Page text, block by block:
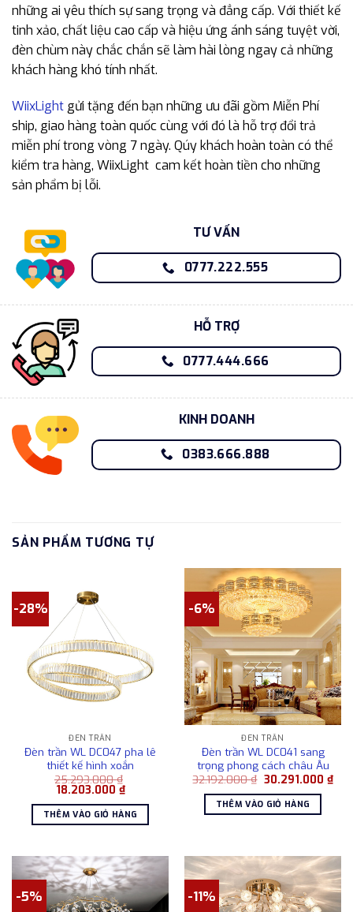
những ai yêu thích sự sang trọng và đẳng cấp. Với thiết kế
tinh xảo, chất liệu cao cấp và hiệu ứng ánh sáng tuyệt vời,
đèn chùm này chắc chắn sẽ làm hài lòng ngay cả những
khách hàng khó tính nhất.
WiixLight gửi tặng đến bạn những ưu đãi gồm Miễn Phí
ship, giao hàng toàn quốc cùng với đó là hỗ trợ đổi trả
miễn phí trong vòng 7 ngày. Qúy khách hoàn toàn có thể
kiểm tra hàng, WiixLight cam kết hoàn tiền cho những
sản phẩm bị lỗi.
TƯ VẤN
0777.222.555
HỖ TRỢ
0777.444.666
KINH DOANH
0383.666.888
SẢN PHẨM TƯƠNG TỰ
-28%
ĐÈN TRẦN
Đèn trần WL DC047 pha lê
thiết kế hình xoắn
25.293.000₫
Giá
là:
25.293.000 ₫.
18.203.000 ₫Giá
hiện
tại
là:
18.203.000 ₫.
THÊM VÀO GIỎ HÀNG
-6%
ĐÈN TRẦN
Đèn trần WL DC041 sang
trọng phong cách châu Âu
32.192.000₫ Giá
là:
32.192.000 ₫.
30.291.000 ₫Giá
hiện
THÊM VÀO GIỎ HÀNG
-5% -11%